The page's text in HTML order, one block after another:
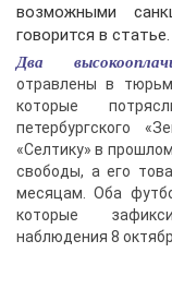
возможными
говорится в статье.
Два
отравлены в
которые
петербургского
«Селтику» в
свободы, а его
месяцам. Оба
которые
наблюдения 8